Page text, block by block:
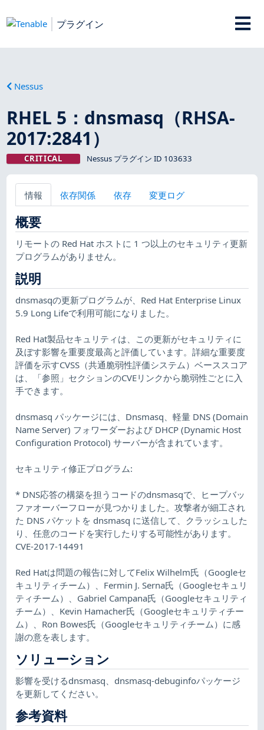
プラグイン
Nessus
RHEL 5：dnsmasq（RHSA-
2017:2841）
CRITICAL Nessus プラグイン ID 103633
情報 依存関係 依存 変更ログ
概要
リモートの Red Hat ホストに 1 つ以上のセキュリティ更新
プログラムがありません。
説明
dnsmasqの更新プログラムが、Red Hat Enterprise Linux
5.9 Long Lifeで利用可能になりました。
Red Hat製品セキュリティは、この更新がセキュリティに
及ぼす影響を重要度最高と評価しています。詳細な重要度
評価を示すCVSS（共通脆弱性評価システム）ベーススコア
は、「参照」セクションのCVEリンクから脆弱性ごとに入
手できます。
dnsmasq パッケージには、Dnsmasq、軽量 DNS (Domain
Name Server) フォワーダーおよび DHCP (Dynamic Host
Configuration Protocol) サーバーが含まれています。
セキュリティ修正プログラム:
* DNS応答の構築を担うコードのdnsmasqで、ヒープバッ
ファオーバーフローが見つかりました。攻撃者が細工され
た DNS パケットを dnsmasq に送信して、クラッシュした
り、任意のコードを実行したりする可能性があります。
CVE-2017-14491
Red Hatは問題の報告に対してFelix Wilhelm氏（Googleセ
キュリティチーム）、Fermin J. Serna氏（Googleセキュリ
ティチーム）、Gabriel Campana氏（Googleセキュリティ
チーム）、Kevin Hamacher氏（Googleセキュリティチー
ム）、Ron Bowes氏（Googleセキュリティチーム）に感
謝の意を表します。
ソリューション
影響を受けるdnsmasq、dnsmasq-debuginfoパッケージ
を更新してください。
参考資料